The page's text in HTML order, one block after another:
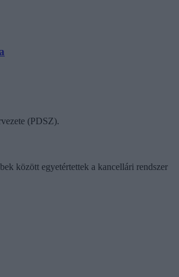
(PDSZ).
között egyetértettek a kancellári rendszer